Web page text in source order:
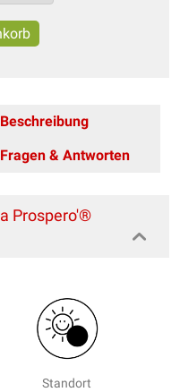
Beschreibung
Fragen & Antworten
Prospero'®
Standort